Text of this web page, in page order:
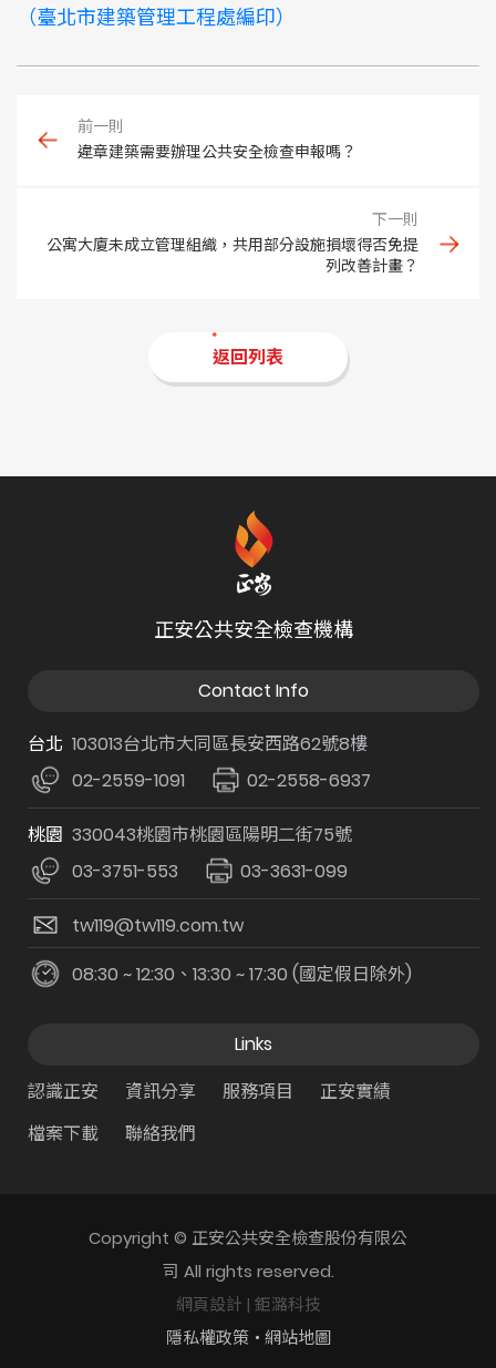
（臺北市建築管理工程處編印）
違章建築需要辦理公共安全檢查申報嗎？
公寓大廈未成立管理組織，共用部分設施損壞得否免提
列改善計畫？
返回列表
正安公共安全檢查機構
Contact Info
台北 103013台北市大同區長安西路62號8樓
02-2559-1091
02-2558-6937
桃園 330043桃園市桃園區陽明二街75號
03-3751-553
03-3631-099
tw119@tw119.com.tw
08:30 ~ 12:30、13:30 ~ 17:30 (國定假日除外)
Links
認識正安
資訊分享 服務項目
正安實績
檔案下載
聯絡我們
Copyright © 正安公共安全檢查股份有限公
司 All rights reserved.
網頁設計 | 鉅潞科技
隱私權政策
網站地圖